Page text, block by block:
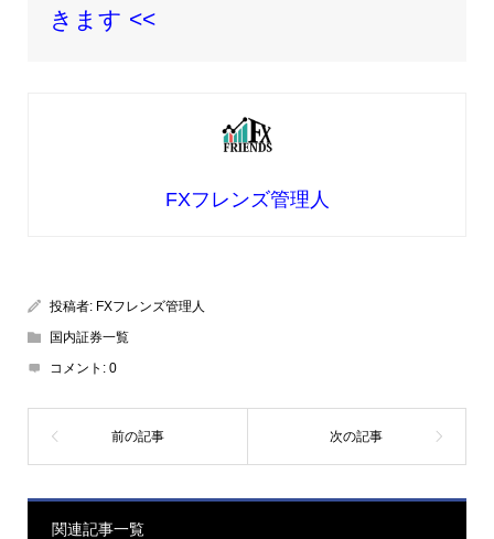
きます <<
FXフレンズ管理人
投稿者: FXフレンズ管理人
国内証券一覧
コメント: 0
関連記事一覧